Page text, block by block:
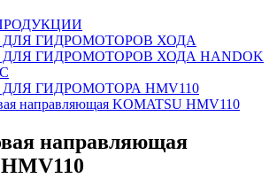
ГИДРОМОТОРОВ ХОДА
ГИДРОМОТОРОВ ХОДА HANDOK
ГИДРОМОТОРА HMV110
направляющая KOMATSU HMV110
направляющая